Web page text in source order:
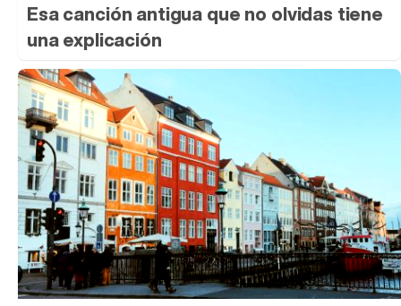
Esa canción antigua que no olvidas tiene
una explicación